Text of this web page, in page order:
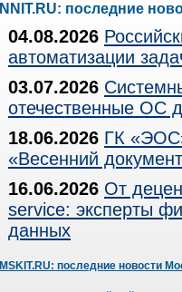
NNIT.RU: последние
04.08.2026
автоматизации
03.07.2026
отечественные ОС
18.06.2026 ГК
«Весенний
16.06.2026 От
service: эксперты
данных
MSKIT.RU: последние новости